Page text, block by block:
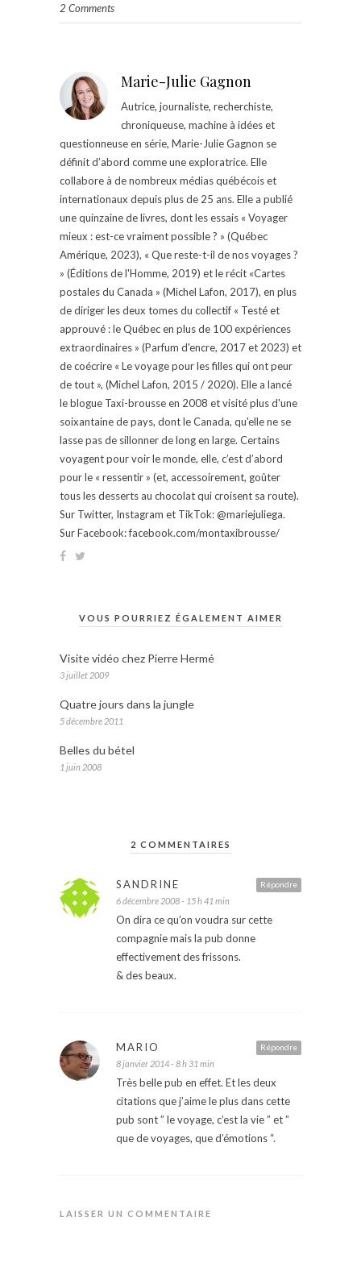
2 Comments
Marie-Julie Gagnon
Autrice, journaliste, recherchiste,
chroniqueuse, machine à idées et
questionneuse en série, Marie-Julie Gagnon se
définit d’abord comme une exploratrice. Elle
collabore à de nombreux médias québécois et
internationaux depuis plus de 25 ans. Elle a publié
une quinzaine de livres, dont les essais « Voyager
mieux : est-ce vraiment possible ? » (Québec
Amérique, 2023), « Que reste-t-il de nos voyages ?
» (Éditions de l'Homme, 2019) et le récit «Cartes
postales du Canada » (Michel Lafon, 2017), en plus
de diriger les deux tomes du collectif « Testé et
approuvé : le Québec en plus de 100 expériences
extraordinaires » (Parfum d'encre, 2017 et 2023) et
de coécrire « Le voyage pour les filles qui ont peur
de tout », (Michel Lafon, 2015 / 2020). Elle a lancé
le blogue Taxi-brousse en 2008 et visité plus d'une
soixantaine de pays, dont le Canada, qu'elle ne se
lasse pas de sillonner de long en large. Certains
voyagent pour voir le monde, elle, c’est d’abord
pour le « ressentir » (et, accessoirement, goûter
tous les desserts au chocolat qui croisent sa route).
Sur Twitter, Instagram et TikTok: @mariejuliega.
Sur Facebook: facebook.com/montaxibrousse/
VOUS POURRIEZ ÉGALEMENT AIMER
Visite vidéo chez Pierre Hermé
3 juillet 2009
Quatre jours dans la jungle
5 décembre 2011
Belles du bétel
1 juin 2008
2 COMMENTAIRES
Répondre
SANDRINE
6 décembre 2008 - 15 h 41 min
On dira ce qu’on voudra sur cette
compagnie mais la pub donne
effectivement des frissons.
& des beaux.
Répondre
MARIO
8 janvier 2014 - 8 h 31 min
Très belle pub en effet. Et les deux
citations que j’aime le plus dans cette
pub sont ” le voyage, c’est la vie ” et ”
que de voyages, que d’émotions “.
LAISSER UN COMMENTAIRE